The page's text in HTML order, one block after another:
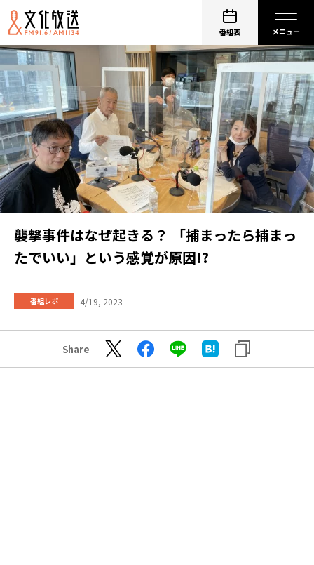
番組表
襲撃事件はなぜ起きる？ 「捕まったら捕まっ
たでいい」という感覚が原因!?
番組レポ 4/19, 2023
Share